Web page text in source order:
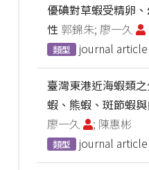
優碘對草蝦受精卵
性 郭錦朱; 廖一久
類型 journal article
臺灣東港近海蝦類
蝦、熊蝦、斑節蝦
廖一久
; 陳惠彬
類型 journal article